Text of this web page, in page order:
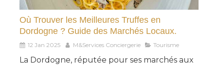
Où Trouver les Meilleures Truffes en
Dordogne ? Guide des Marchés Locaux.
12 Jan 2025 M&Services Conciergerie Tourisme
La Dordogne, réputée pour ses marchés aux